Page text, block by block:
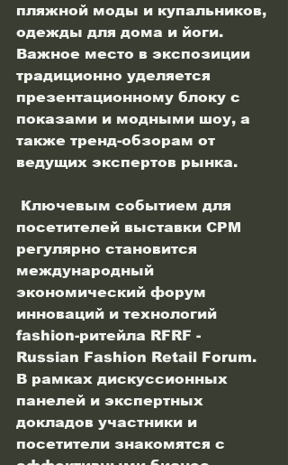
пляжной моды и купальников,
одежды для дома и йоги.
Важное место в экспозиции
традиционно уделяется
презентационному блоку с
показами и модными шоу, а
также тренд-обзорам от
ведущих экспертов рынка.
посетителей выставки СРМ
регулярно становится
международный
экономический форум
инноваций и технологий
fashion-ритейла RFRF -
Russian Fashion Retail Forum.
В рамках дискуссионных
панелей и экспертных
докладов участники и
посетители знакомятся с